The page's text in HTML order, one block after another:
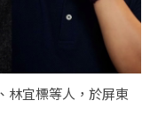
林宜標等人，於屏東